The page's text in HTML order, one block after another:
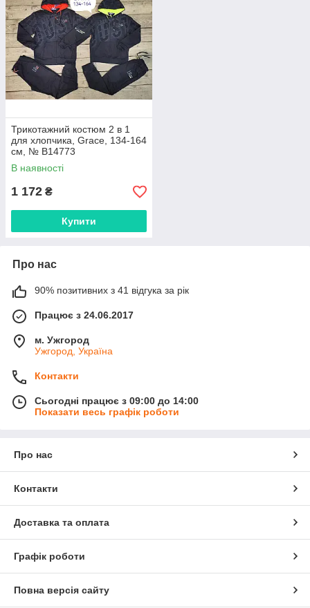
Трикотажний костюм 2 в 1
для хлопчика, Grace, 134-164
см, № B14773
В наявності
1 172 ₴
Купити
Про нас
90% позитивних з 41 відгука за рік
Працює з 24.06.2017
м. Ужгород
Ужгород, Україна
Контакти
Сьогодні працює з 09:00 до 14:00
Показати весь графік роботи
Про нас
Контакти
Доставка та оплата
Графік роботи
Повна версія сайту